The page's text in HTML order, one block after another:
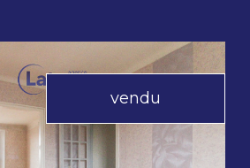
vendu